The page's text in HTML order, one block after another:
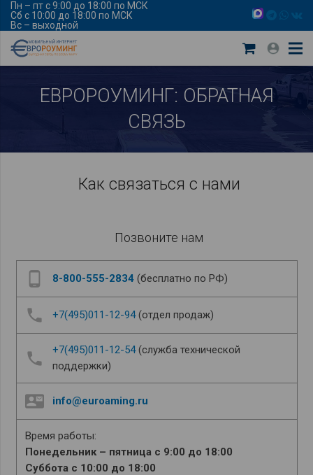
Пн – пт с 9:00 до 18:00 по МСК
Сб с 10:00 до 18:00 по МСК
Вс – выходной
ЕВРОРОУМИНГ: ОБРАТНАЯ
СВЯЗЬ
Как связаться с нами
Позвоните нам
phone_android 8-800-555-2834(бесплатно по РФ)
phone +7(495)011-12-94(отдел продаж)
phone +7(495)011-12-54(служба технической
поддержки)
contact_mail info@euroaming.ru
Время работы:
Понедельник – пятница с 9:00 до 18:00
Суббота с 10:00 до 18:00